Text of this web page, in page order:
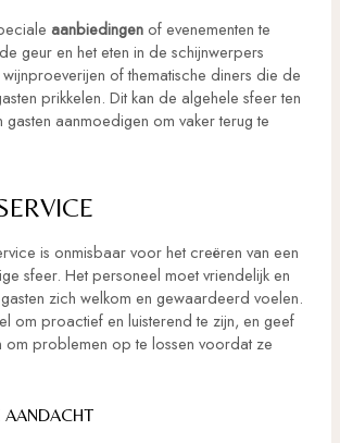
aanbiedingenof evenementen te
geur en het eten in de schijnwerpers
wijnproeverijen of thematische diners die de
prikkelen. Dit kan de algehele sfeer ten
aanmoedigen om vaker terug te
is onmisbaar voor het creëren van een
sfeer. Het personeel moet vriendelijk en
zich welkom en gewaardeerd voelen.
om proactief en luisterend te zijn, en geef
om problemen op te lossen voordat ze
AANDACHT